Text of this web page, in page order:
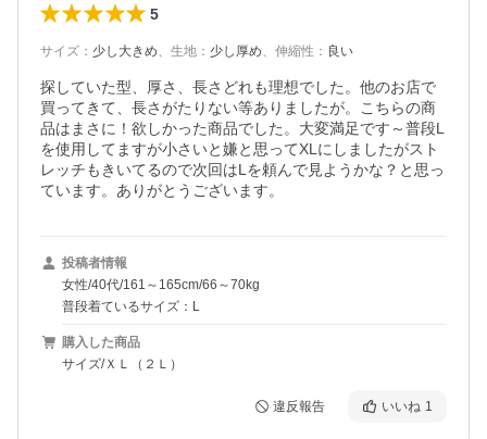
5
サイズ ： 少し大きめ、 生地 ： 少し厚め、 伸縮性 ： 良い
探していた型、厚さ、長さどれも理想でした。他のお店で
買ってきて、長さがたりない等ありましたが。こちらの商
品はまさに！欲しかった商品でした。大変満足です～普段L
を使用してますが小さいと嫌と思ってXLにしましたがスト
レッチもきいてるので次回はLを頼んで見ようかな？と思っ
ています。ありがとうございます。
投稿者情報
女性/40代/161～165cm/66～70kg
普段着ているサイズ：L
購入した商品
サイズ/ＸＬ（２Ｌ）
違反報告 いいね 1